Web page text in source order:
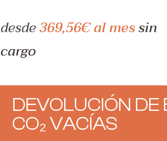
desde369,56€ al messin
cargo
DEVOLUCIÓN
CO₂ VACÍAS